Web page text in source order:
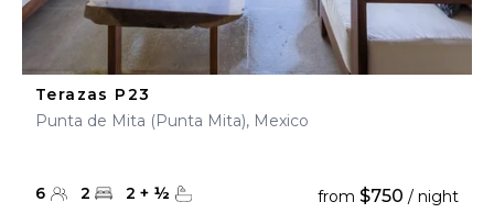
Terazas P23
Punta de Mita (Punta Mita), Mexico
6 2 2 + ½ from $750 / night